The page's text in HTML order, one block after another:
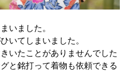
いました。
いてしまいました。
いたことがありませんでした
と銘打って着物も依頼できる